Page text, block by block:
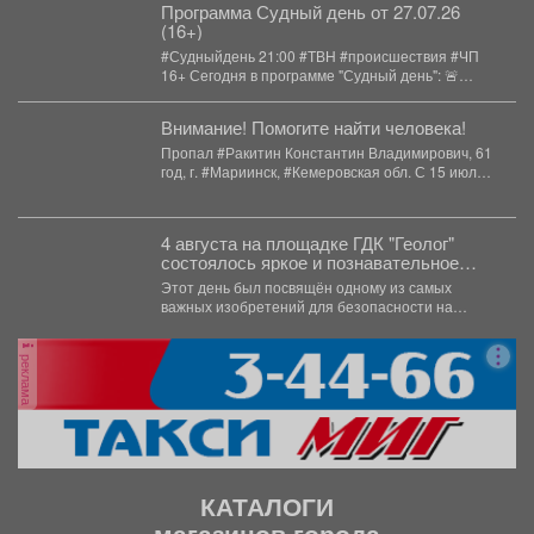
Программа Судный день от 27.07.26
(16+)
#Судныйдень 21:00 #ТВН #происшествия #ЧП
16+ Сегодня в программе "Судный день": 🚨
Внимание! Помогите найти человека!
Пропал #Ракитин Константин Владимирович, 61
год, г. #Мариинск, #Кемеровская обл. С 15 июля
4 августа на площадке ГДК "Геолог"
состоялось яркое и познавательное
мероприятие - "День Светофора".
Этот день был посвящён одному из самых
важных изобретений для безопасности на
реклама
КАТАЛОГИ